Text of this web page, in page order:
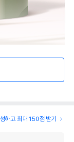
하고 최대 150점 받기